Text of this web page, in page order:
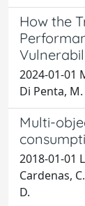
How the
2024-01-01
Di Penta, M.
Multi-
2018-01-01
Cardenas,
D.